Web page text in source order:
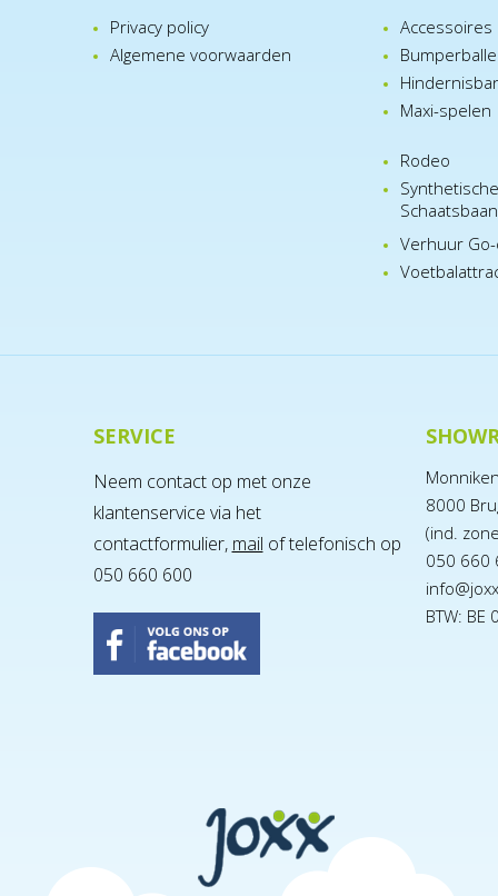
Privacy policy
Algemene voorwaarden
Accessoires
Maxi-spelen
Rodeo
Schaatsbaan
Verhuur
SERVICE
Neem contact op met onze
klantenservice via het
contactformulier, mail of telefonisch op
050 660 600
8000
(ind.
050 660
BTW: